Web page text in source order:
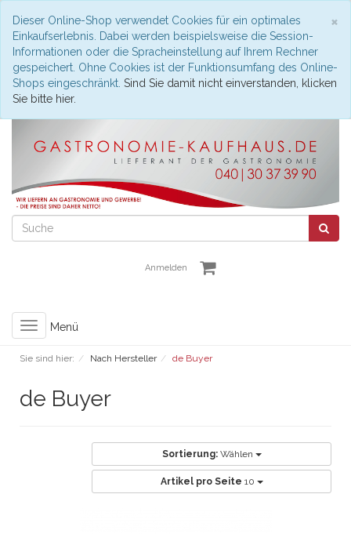
×
Dieser Online-Shop verwendet Cookies für ein optimales
Einkaufserlebnis. Dabei werden beispielsweise die Session-
Informationen oder die Spracheinstellung auf Ihrem Rechner
gespeichert. Ohne Cookies ist der Funktionsumfang des Online-
Shops eingeschränkt. Sind Sie damit nicht einverstanden, klicken
Sie bitte hier.
Anmelden
Toggle
navigation
Menü
Sie sind hier: Nach Hersteller de Buyer
de Buyer
Sortierung: Wählen
Artikel pro Seite 10